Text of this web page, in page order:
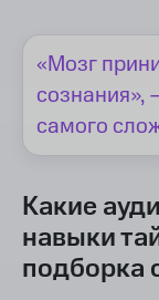
«Мозг
сознания»,
самого
Какие
навыки
подборка